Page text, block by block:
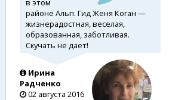
районе Альп. Гид Женя Коган —
жизнерадостная, веселая,
образованная, заботливая.
Скучать не дает!
Ирина
Радченко
02 августа 2016